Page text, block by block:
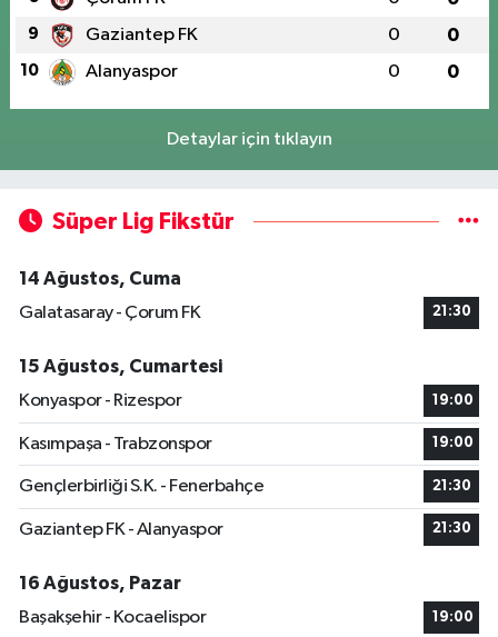
9 Gaziantep FK 0 0
10 Alanyaspor 0 0
Detaylar için tıklayın
Süper Lig Fikstür
14 Ağustos, Cuma
Galatasaray - Çorum FK
21:30
15 Ağustos, Cumartesi
Konyaspor - Rizespor
19:00
Kasımpaşa - Trabzonspor 19:00
Gençlerbirliği S.K. - Fenerbahçe 21:30
Gaziantep FK - Alanyaspor 21:30
16 Ağustos, Pazar
Başakşehir - Kocaelispor
19:00